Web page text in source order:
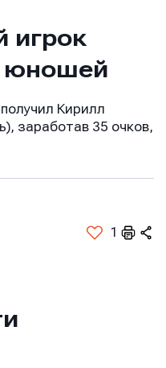
игрок
юношей
Кирилл
заработав 35 очков,
1